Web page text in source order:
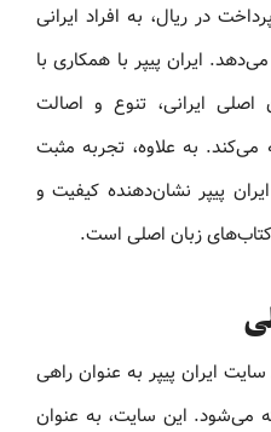
در ریال، به افراد ایرانی
ایران پیپر با همکاری با
اصلی ایرانی، تنوع و اصالت
می‌کند. به علاوه، تجربه مثبت
پیپر نشان‌دهنده کیفیت و
کتاب‌های زبان اصلی است.
ایران پیپر به عنوان راهی
می‌شود. این سایت، به عنوان